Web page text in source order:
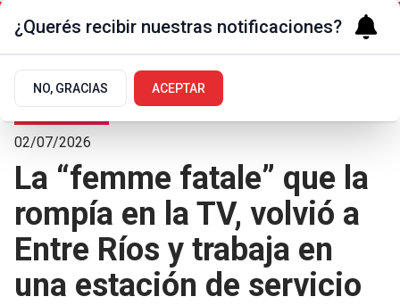
Arte y Cultura
02/07/2026
La “femme fatale” que la
rompía en la TV, volvió a
Entre Ríos y trabaja en
una estación de servicio
¿Querés recibir nuestras notificaciones?
NO, GRACIAS ACEPTAR